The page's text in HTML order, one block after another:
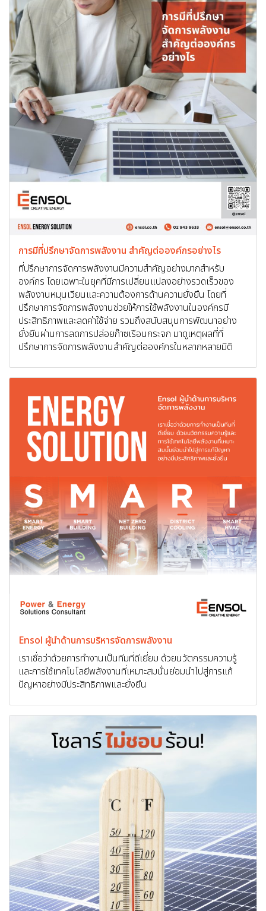
การมีที่ปรึกษาจัดการพลังงาน สำคัญต่อองค์กรอย่างไร
ที่ปรึกษาการจัดการพลังงานมีความสำคัญอย่างมากสำหรับ
องค์กร โดยเฉพาะในยุคที่มีการเปลี่ยนแปลงอย่างรวดเร็วของ
พลังงานหมุนเวียนและความต้องการด้านความยั่งยืน โดยที่
ปรึกษาการจัดการพลังงานช่วยให้การใช้พลังงานในองค์กรมี
ประสิทธิภาพและลดค่าใช้จ่าย รวมถึงสนับสนุนการพัฒนาอย่าง
ยั่งยืนผ่านการลดการปล่อยก๊าซเรือนกระจก มาดูเหตุผลที่ที่
ปรึกษาการจัดการพลังงานสำคัญต่อองค์กรในหลากหลายมิติ
Ensol ผู้นำด้านการบริหารจัดการพลังงาน
เราเชื่อว่าด้วยการทำงานเป็นทีมที่ดีเยี่ยม ด้วยนวัตกรรมความรู้
และการใช้เทคโนโลยีพลังงานที่เหมาะสมนั้นย่อมนำไปสู่การแก้
ปัญหาอย่างมีประสิทธิภาพและยั่งยืน